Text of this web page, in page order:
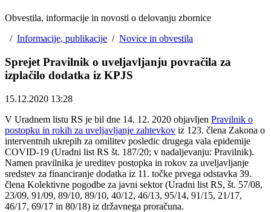
Obvestila, informacije in novosti o delovanju zbornice
/ Informacije, publikacije / Novice in obvestila
Sprejet Pravilnik o uveljavljanju povračila za
izplačilo dodatka iz KPJS
15.12.2020 13:28
V Uradnem listu RS je bil dne 14. 12. 2020 objavljen Pravilnik o
postopku in rokih za uveljavljanje zahtevkov iz 123. člena Zakona o
interventnih ukrepih za omilitev posledic drugega vala epidemije
COVID-19 (Uradni list RS št. 187/20; v nadaljevanju: Pravilnik).
Namen pravilnika je ureditev postopka in rokov za uveljavljanje
sredstev za financiranje dodatka iz 11. točke prvega odstavka 39.
člena Kolektivne pogodbe za javni sektor (Uradni list RS, št. 57/08,
23/09, 91/09, 89/10, 89/10, 40/12, 46/13, 95/14, 91/15, 21/17,
46/17, 69/17 in 80/18) iz državnega proračuna.